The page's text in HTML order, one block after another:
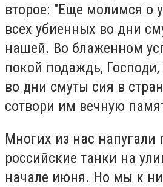
второе: "Еще молимся о
всех убиенных во дни
нашей. Во блаженном
покой подаждь,
во дни смуты сия в
сотвори им вечную
Многих из нас напугали
российские танки на
начале июня. Но мы к